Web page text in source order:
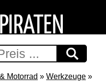
Motorrad » Werkzeuge »